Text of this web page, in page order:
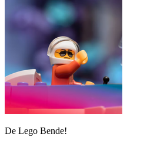
De Lego Bende!